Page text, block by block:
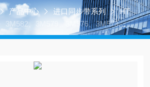
产品中心 进口同步带系列
HT
3M582、3M579、3M576、3M573、3
进口美国盖茨同步带